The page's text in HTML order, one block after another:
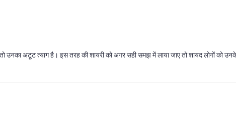
अटूट त्याग है। इस तरह की शायरी को अगर सही समझ में लाया जाए तो शायद लोगों को